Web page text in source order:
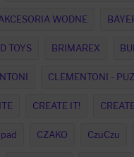
WODNE
TOYS BRIMAREX
CLEMENTONI -
CREATE IT!
CZAKO CzuCzu